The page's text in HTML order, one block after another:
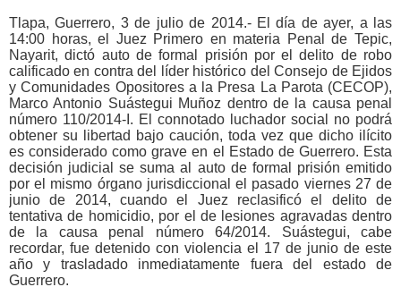
Tlapa, Guerrero, 3 de julio de 2014.- El día de ayer, a las
14:00 horas, el Juez Primero en materia Penal de Tepic,
Nayarit, dictó auto de formal prisión por el delito de robo
calificado en contra del líder histórico del Consejo de Ejidos
y Comunidades Opositores a la Presa La Parota (CECOP),
Marco Antonio Suástegui Muñoz dentro de la causa penal
número 110/2014-I. El connotado luchador social no podrá
obtener su libertad bajo caución, toda vez que dicho ilícito
es considerado como grave en el Estado de Guerrero. Esta
decisión judicial se suma al auto de formal prisión emitido
por el mismo órgano jurisdiccional el pasado viernes 27 de
junio de 2014, cuando el Juez reclasificó el delito de
tentativa de homicidio, por el de lesiones agravadas dentro
de la causa penal número 64/2014. Suástegui, cabe
recordar, fue detenido con violencia el 17 de junio de este
año y trasladado inmediatamente fuera del estado de
Guerrero.